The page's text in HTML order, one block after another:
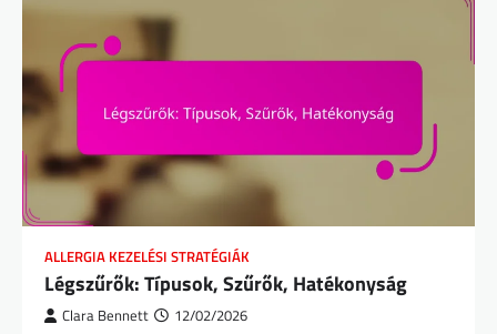
ALLERGIA KEZELÉSI STRATÉGIÁK
Légszűrők: Típusok, Szűrők, Hatékonyság
Clara Bennett 12/02/2026